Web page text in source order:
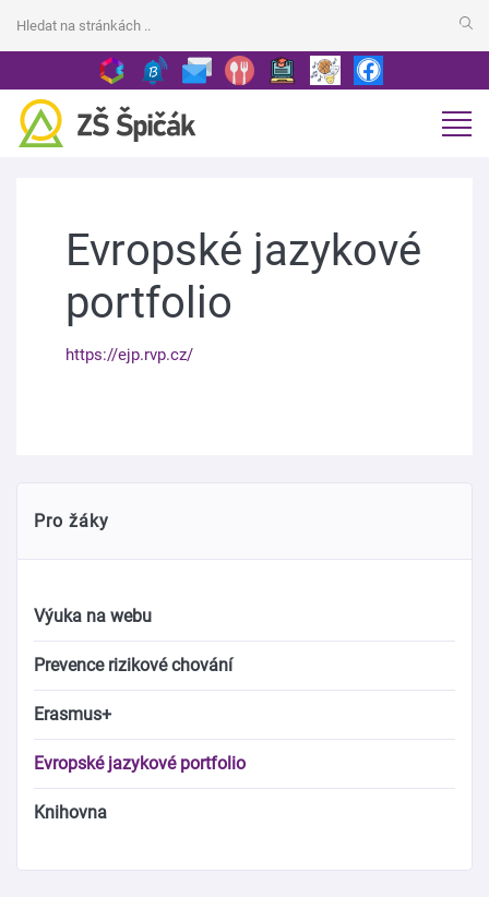
Evropské jazykové
portfolio
https://ejp.rvp.cz/
Pro žáky
Výuka na webu
Prevence rizikové chování
Erasmus+
Evropské jazykové portfolio
Knihovna